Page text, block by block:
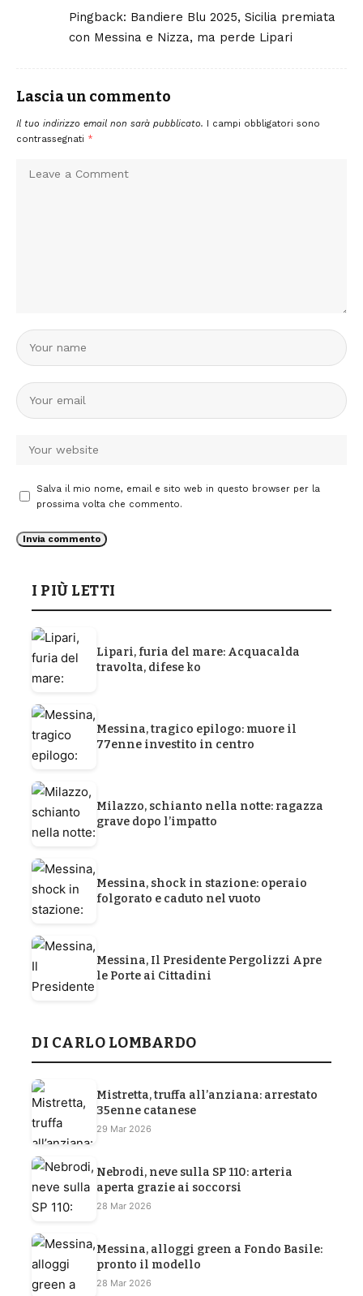
Pingback: Bandiere Blu 2025, Sicilia premiata
con Messina e Nizza, ma perde Lipari
Lascia un commento
Il tuo indirizzo email non sarà pubblicato. I campi obbligatori sono
contrassegnati *
Salva il mio nome, email e sito web in questo browser per la
prossima volta che commento.
I PIÙ LETTI
Lipari, furia del mare: Acquacalda
travolta, difese ko
Messina, tragico epilogo: muore il
77enne investito in centro
Milazzo, schianto nella notte: ragazza
grave dopo l’impatto
Messina, shock in stazione: operaio
folgorato e caduto nel vuoto
Messina, Il Presidente Pergolizzi Apre
le Porte ai Cittadini
DI CARLO LOMBARDO
Mistretta, truffa all’anziana: arrestato
35enne catanese
29 Mar 2026
Nebrodi, neve sulla SP 110: arteria
aperta grazie ai soccorsi
28 Mar 2026
Messina, alloggi green a Fondo Basile:
pronto il modello
28 Mar 2026